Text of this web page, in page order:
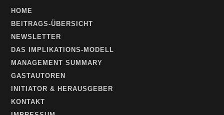
HOME
BEITRAGS-ÜBERSICHT
NEWSLETTER
DAS IMPLIKATIONS-MODELL
MANAGEMENT SUMMARY
GASTAUTOREN
INITIATOR & HERAUSGEBER
KONTAKT